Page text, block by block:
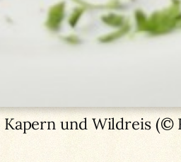
und Wildreis (©